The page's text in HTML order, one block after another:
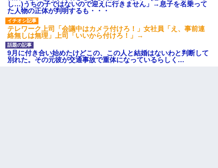
し…)うちの子ではないので迎えに行きません」→息子を名乗って
た人物の正体が判明するも・・・
テレワーク上司「会議中はカメラ付けろ！」女社員「え、事前連
絡無しは無理」上司「いいから付けろ！」→
9月に付き合い始めたけどこの、この人と結婚はないわと判断して
別れた。その元彼が交通事故で重体になっているらしく…